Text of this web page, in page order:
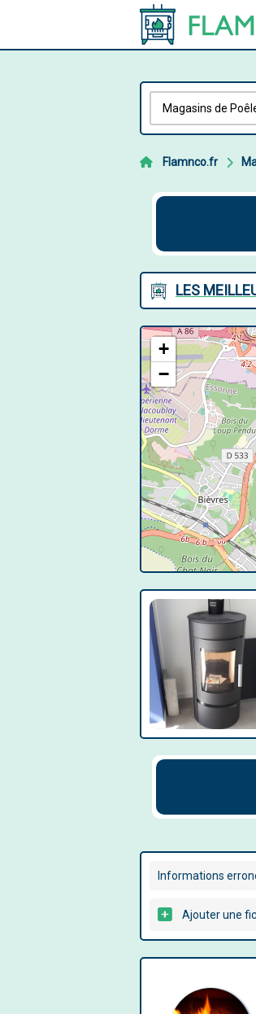
Flamnco.fr
LES
+
−
Informations
Ajouter une